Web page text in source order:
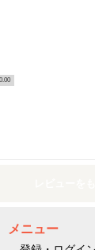
メニュー